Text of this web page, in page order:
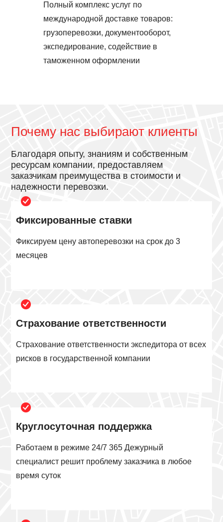
Полный комплекс услуг по
международной доставке товаров:
грузоперевозки, документооборот,
экспедирование, содействие в
таможенном оформлении
Почему нас выбирают клиенты
Благодаря опыту, знаниям и собственным
ресурсам компании, предоставляем
заказчикам преимущества в стоимости и
надежности перевозки.
Фиксированные ставки
Фиксируем цену автоперевозки на срок до 3
месяцев
Страхование ответственности
Страхование ответственности экспедитора от всех
рисков в государственной компании
Круглосуточная поддержка
Работаем в режиме 24/7 365 Дежурный
специалист решит проблему заказчика в любое
время суток